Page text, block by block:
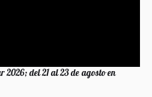
2026; del 21 al 23 de agosto en